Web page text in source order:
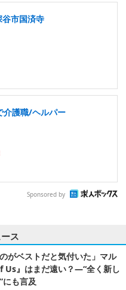
市国済寺
介護職/ヘルパー
Sponsored by
ス
がベストだと気付いた」マル
Us』はまだ遠い？―“全く新し
にも言及